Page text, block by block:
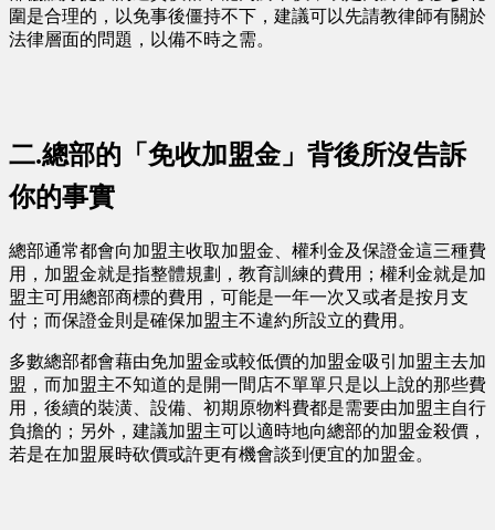
圍是合理的，以免事後僵持不下，建議可以先請教律師有關於
法律層面的問題，以備不時之需。
二.總部的「免收加盟金」背後所沒告訴
你的事實
總部通常都會向加盟主收取加盟金、權利金及保證金這三種費
用，加盟金就是指整體規劃，教育訓練的費用；權利金就是加
盟主可用總部商標的費用，可能是一年一次又或者是按月支
付；而保證金則是確保加盟主不違約所設立的費用。
多數總部都會藉由免加盟金或較低價的加盟金吸引加盟主去加
盟，而加盟主不知道的是開一間店不單單只是以上說的那些費
用，後續的裝潢、設備、初期原物料費都是需要由加盟主自行
負擔的；另外，建議加盟主可以適時地向總部的加盟金殺價，
若是在加盟展時砍價或許更有機會談到便宜的加盟金。